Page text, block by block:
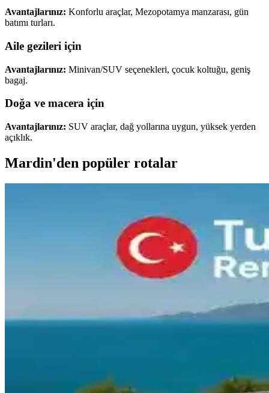
Avantajlarınız: Konforlu araçlar, Mezopotamya manzarası, gün
batımı turları.
Aile gezileri için
Avantajlarınız: Minivan/SUV seçenekleri, çocuk koltuğu, geniş
bagaj.
Doğa ve macera için
Avantajlarınız: SUV araçlar, dağ yollarına uygun, yüksek yerden
açıklık.
Mardin'den popüler rotalar